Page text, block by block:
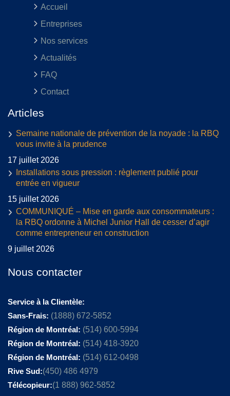
Accueil
Entreprises
Nos services
Actualités
FAQ
Contact
Articles
Semaine nationale de prévention de la noyade : la RBQ
vous invite à la prudence
17 juillet 2026
Installations sous pression : règlement publié pour
entrée en vigueur
15 juillet 2026
COMMUNIQUÉ – Mise en garde aux consommateurs :
la RBQ ordonne à Michel Junior Hall de cesser d’agir
comme entrepreneur en construction
9 juillet 2026
Nous contacter
Service à la Clientèle:
Sans-Frais: (1888) 672-5852
Région de Montréal: (514) 600-5994
Région de Montréal: (514) 418-3920
Région de Montréal: (514) 612-0498
Rive Sud:(450) 486 4979
Télécopieur:(1 888) 962-5852